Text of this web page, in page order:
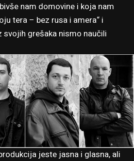
nam domovine i koja nam
tera – bez rusa i amera“ i
svojih grešaka nismo naučili
jeste jasna i glasna, ali